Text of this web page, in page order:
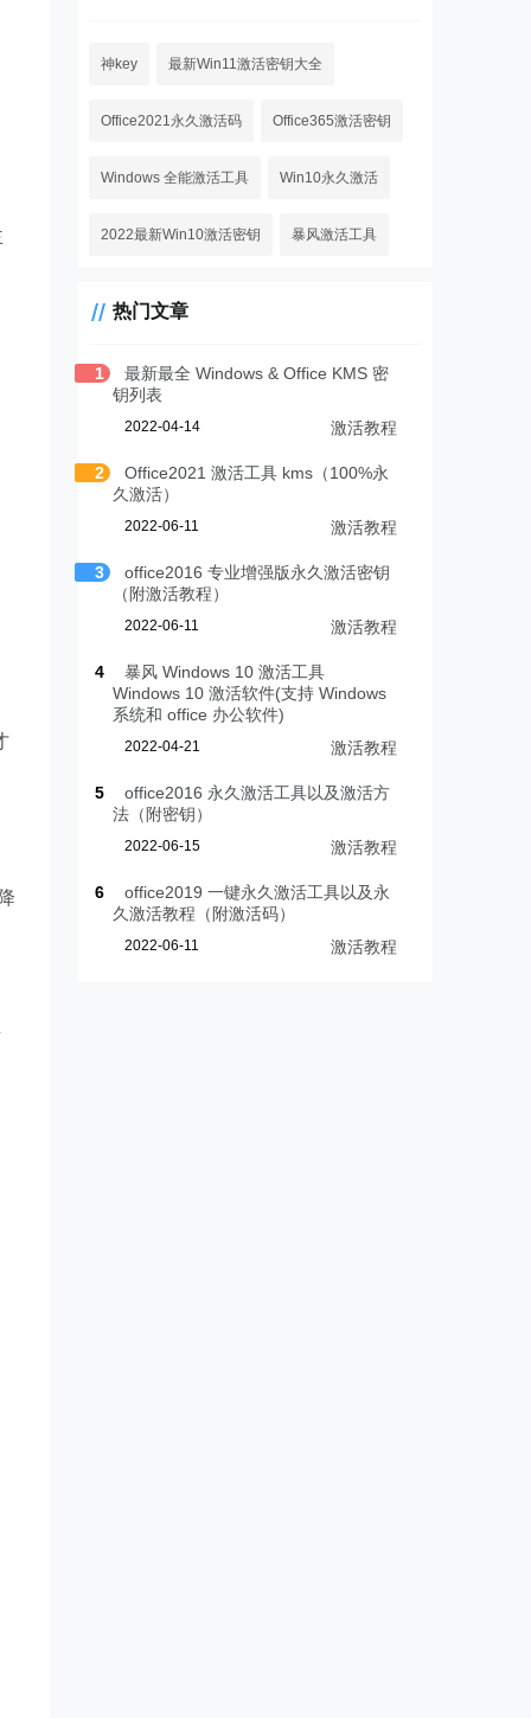
神key 最新Win11激活密钥大全
Office2021永久激活码 Office365激活密钥
Windows 全能激活工具 Win10永久激活
2022最新Win10激活密钥 暴风激活工具
热门文章
1
最新最全 Windows & Office KMS 密
钥列表
2022-04-14 激活教程
2
Office2021 激活工具 kms（100%永
久激活）
2022-06-11 激活教程
3
office2016 专业增强版永久激活密钥
（附激活教程）
2022-06-11 激活教程
4
暴风 Windows 10 激活工具
Windows 10 激活软件(支持 Windows
系统和 office 办公软件)
2022-04-21 激活教程
5
office2016 永久激活工具以及激活方
法（附密钥）
2022-06-15 激活教程
6
office2019 一键永久激活工具以及永
久激活教程（附激活码）
2022-06-11 激活教程